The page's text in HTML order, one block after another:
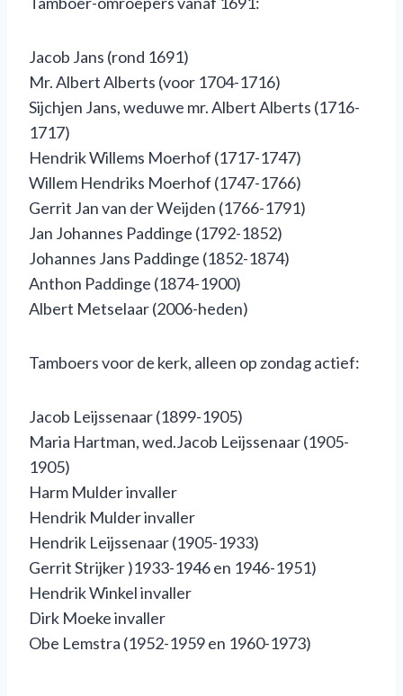
Jacob Jans (rond 1691)
Mr. Albert Alberts (voor 1704-1716)
Sijchjen Jans, weduwe mr. Albert Alberts (1716-
1717)
Hendrik Willems Moerhof (1717-1747)
Willem Hendriks Moerhof (1747-1766)
Gerrit Jan van der Weijden (1766-1791)
Jan Johannes Paddinge (1792-1852)
Johannes Jans Paddinge (1852-1874)
Anthon Paddinge (1874-1900)
Albert Metselaar (2006-heden)
Tamboers voor de kerk, alleen op zondag actief:
Jacob Leijssenaar (1899-1905)
Maria Hartman, wed.Jacob Leijssenaar (1905-
1905)
Harm Mulder invaller
Hendrik Mulder invaller
Hendrik Leijssenaar (1905-1933)
Gerrit Strijker )1933-1946 en 1946-1951)
Hendrik Winkel invaller
Dirk Moeke invaller
Obe Lemstra (1952-1959 en 1960-1973)